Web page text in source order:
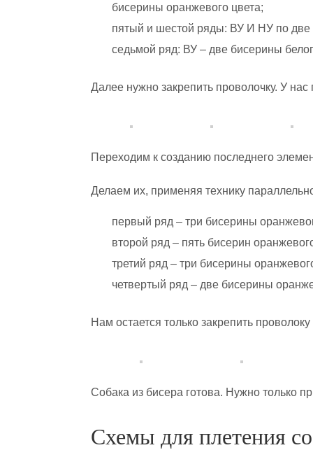
бисерины оранжевого цвета;
пятый и шестой ряды: ВУ И НУ по две
седьмой ряд: ВУ – две бисерины
Далее нужно закрепить проволочку. У нас
Переходим к созданию последнего
Делаем их, применяя технику
первый ряд – три бисерины
второй ряд – пять бисерин
третий ряд – три бисерины
четвертый ряд – две бисерины
Нам остается только закрепить
Собака из бисера готова. Нужно только
Схемы для плетения